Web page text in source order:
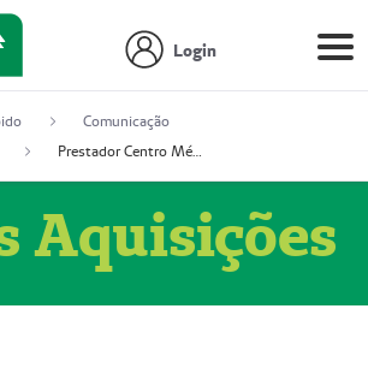
Login
Comunicação
Prestador Centro Médico Vitória Ltda, 51004350-4: Centro Médico Vitória Ltda (Nome Fantasia: Policlínica Master)
Aquisições